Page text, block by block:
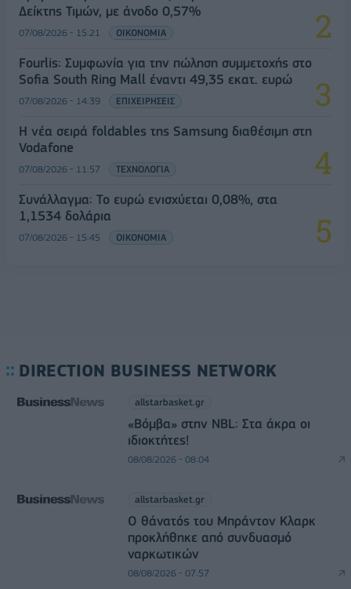
Δείκτης Τιμών, με άνοδο 0,57%
07/08/2026 - 15:21 ΟΙΚΟΝΟΜΙΑ
Fourlis: Συμφωνία για την πώληση συμμετοχής στο
Sofia South Ring Mall έναντι 49,35 εκατ. ευρώ
07/08/2026 - 14:39 ΕΠΙΧΕΙΡΗΣΕΙΣ
Η νέα σειρά foldables της Samsung διαθέσιμη στη
Vodafone
07/08/2026 - 11:57 ΤΕΧΝΟΛΟΓΙΑ
Συνάλλαγμα: Το ευρώ ενισχύεται 0,08%, στα
1,1534 δολάρια
07/08/2026 - 15:45 ΟΙΚΟΝΟΜΙΑ
DIRECTION BUSINESS NETWORK
allstarbasket.gr
«Βόμβα» στην NBL: Στα άκρα οι
ιδιοκτήτες!
08/08/2026 - 08:04
allstarbasket.gr
O θάνατός του Μπράντον Κλαρκ
προκλήθηκε από συνδυασμό
ναρκωτικών
08/08/2026 - 07:57